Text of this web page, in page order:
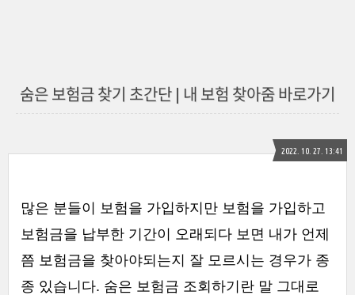
숨은 보험금 찾기 초간단 | 내 보험 찾아줌 바로가기
2022. 10. 27. 13:41
많은 분들이 보험을 가입하지만 보험을 가입하고
보험금을 납부한 기간이 오래되다 보면 내가 언제
쯤 보험금을 찾아야되는지 잘 모르시는 경우가 종
종 있습니다. 숨은 보험금 조회하기란 말 그대로